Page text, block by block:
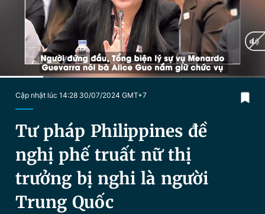
Chuyên mục khác
Chào ngày mới Tin 24h
Video Magazine
Sản phẩm khác
Bạn cần biết
Tin đã lưu
Tin đã xem
Đăng xuất
Cập nhật lúc 14:28 30/07/2024 GMT+7
Tư pháp Philippines đề
nghị phế truất nữ thị
trưởng bị nghi là người
Trung Quốc